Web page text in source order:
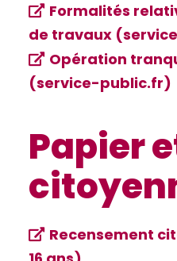
Formalités
de travaux
Opération
(service-public.fr)
Papier
Recensement